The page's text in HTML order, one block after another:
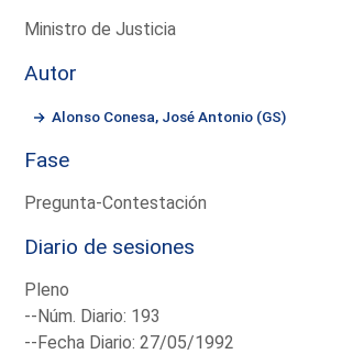
Ministro de Justicia
Autor
Alonso Conesa, José Antonio (GS)
Fase
Pregunta-Contestación
Diario de sesiones
Pleno
--Núm. Diario: 193
--Fecha Diario: 27/05/1992